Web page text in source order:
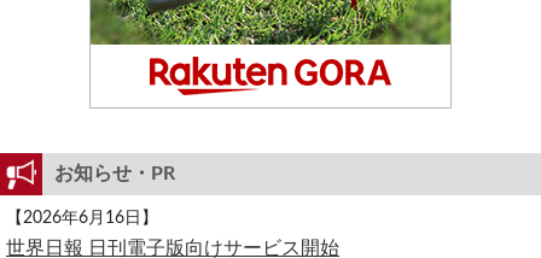
お知らせ・PR
【2026年6月16日】
世界日報 日刊電子版向けサービス開始